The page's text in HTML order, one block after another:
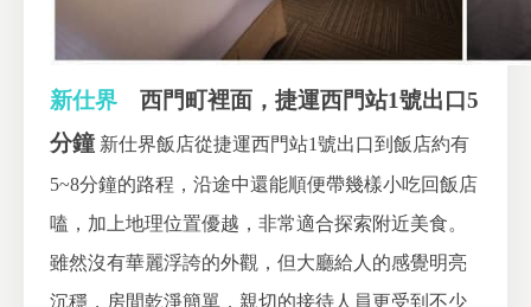
新仕界 西門町裡面，捷運西門站1號出口5
分鐘 新仕界飯店從捷運西門站1號出口到飯店約有
5~8分鐘的路程，沿途中還能順便帶幾樣小吃回飯店
嗑，加上地理位置優越，非常適合探索附近美食。
雖然沒有華麗浮誇的外觀，但大廳給人的感覺明亮
沉穩，房間乾淨簡單，親切的接待人員更受到不少